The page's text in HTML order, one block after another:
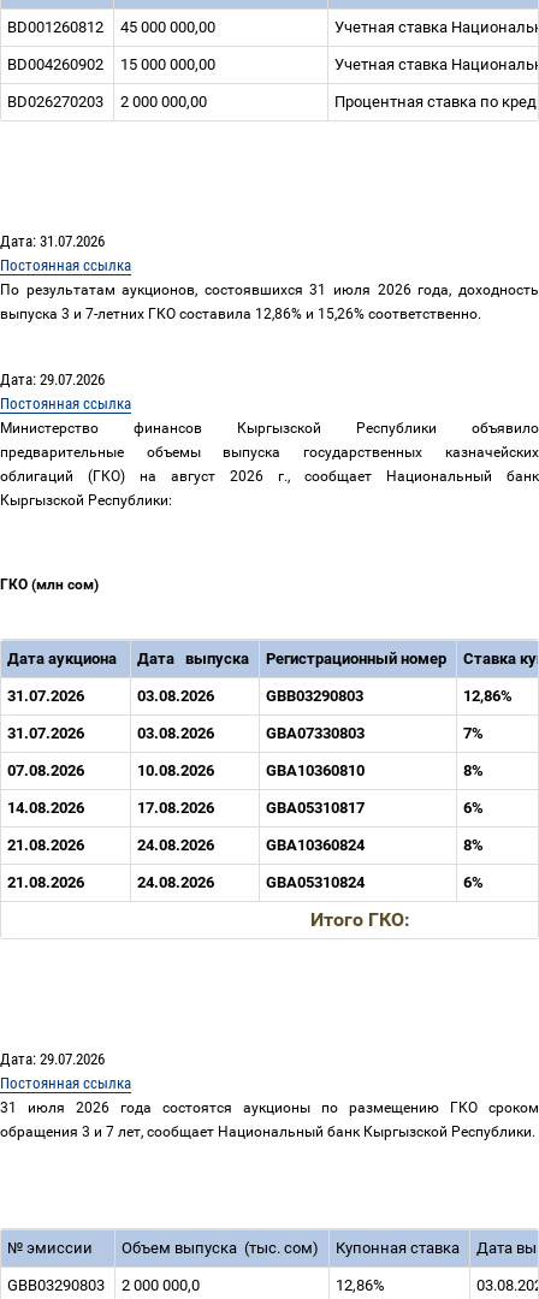
BD001260812 45 000 000,00 Учетная ставка
BD004260902 15 000 000,00 Учетная ставка
BD026270203 2 000 000,00 Процентная ставка по
Дата: 31.07.2026
Постоянная ссылка
По результатам аукционов, состоявшихся 31 июля 2026 года, доходность
выпуска 3 и 7-летних ГКО составила 12,86% и 15,26% соответственно.
Дата: 29.07.2026
Постоянная ссылка
Министерство финансов Кыргызской Республики объявило
предварительные объемы выпуска государственных казначейских
облигаций (ГКО) на август 2026
г., сообщает Национальный банк
Кыргызской Республики:
ГКО (млн сом)
Дата аукциона Дата выпуска Регистрационный номер Ставка
31.07.2026 03.08.2026 GBB03290803 12,86%
31.07.2026 03.08.2026 GBA07330803 7%
07.08.2026 10.08.2026 GBA10360810 8%
14.08.2026 17.08.2026 GBA05310817 6%
21.08.2026 24.08.2026 GBA10360824 8%
21.08.2026 24.08.2026 GBA05310824 6%
Итого ГКО:
Дата: 29.07.2026
Постоянная ссылка
31 июля 2026 года состоятся аукционы по размещению ГКО сроком
обращения 3 и 7 лет, сообщает Национальный банк Кыргызской Республики.
№ эмиссии Объем выпуска (тыс. сом) Купонная ставка Дата
GBB03290803 2 000 000,0 12,86%